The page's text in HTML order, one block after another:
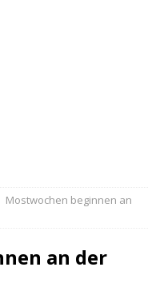
Mostwochen beginnen an
an der